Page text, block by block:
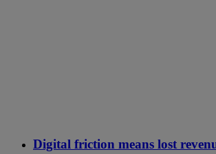
Digital friction means lost